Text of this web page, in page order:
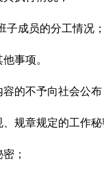
成员的分工情况
事项。
的不予向社会公布
规章规定的工作秘
；